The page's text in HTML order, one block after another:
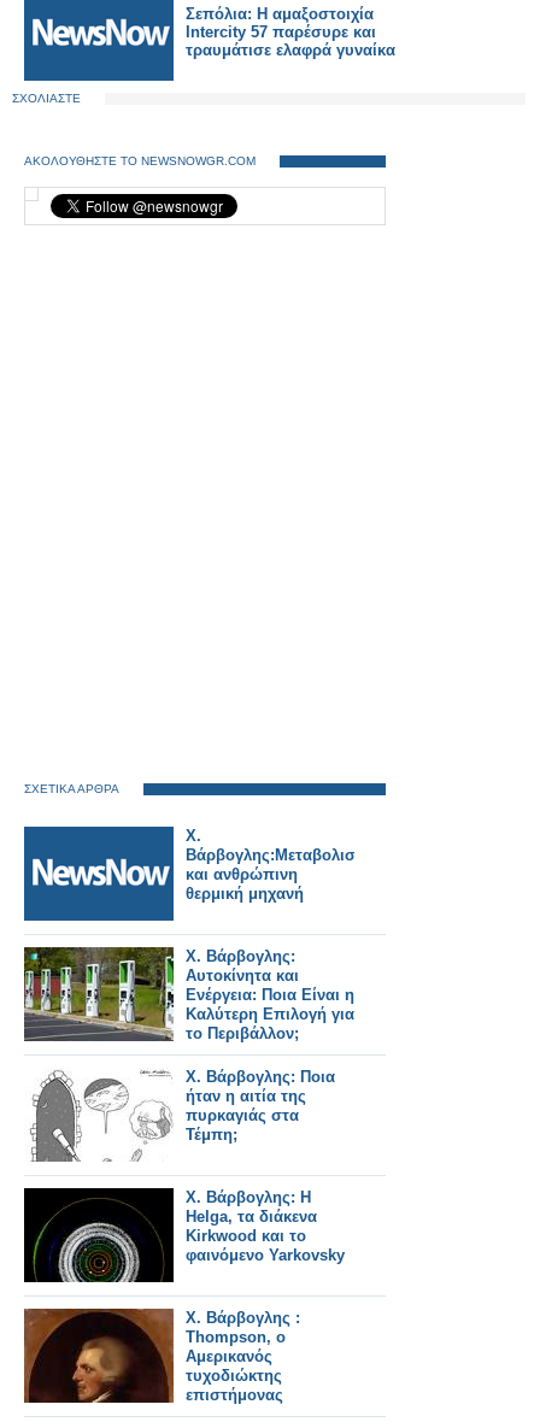
Σεπόλια: Η αμαξοστοιχία
Intercity 57 παρέσυρε και
τραυμάτισε ελαφρά γυναίκα
ΣΧΟΛΙΑΣΤΕ
ΑΚΟΛΟΥΘΗΣΤΕ ΤΟ NEWSNOWGR.COM
ΣΧΕΤΙΚΑ ΑΡΘΡΑ
Χ.
Βάρβογλης:Μεταβολισμός
και ανθρώπινη
θερμική μηχανή
Χ. Βάρβογλης:
Αυτοκίνητα και
Ενέργεια: Ποια Είναι η
Καλύτερη Επιλογή για
το Περιβάλλον;
Χ. Βάρβογλης: Ποια
ήταν η αιτία της
πυρκαγιάς στα
Τέμπη;
Χ. Βάρβογλης: Η
Helga, τα διάκενα
Kirkwood και το
φαινόμενο Yarkovsky
Χ. Βάρβογλης :
Thompson, ο
Αμερικανός
τυχοδιώκτης
επιστήμονας